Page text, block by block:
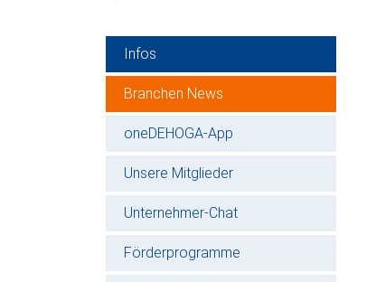
Infos
Branchen News
oneDEHOGA-App
Unsere Mitglieder
Unternehmer-Chat
Förderprogramme